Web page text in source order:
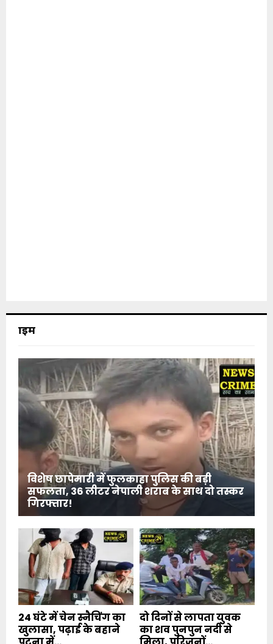
क्राइम
विशेष छापेमारी में फुलकाहा पुलिस की बड़ी
सफलता, 36 लीटर नेपाली शराब के साथ दो तस्कर
गिरफ्तार!
24 घंटे में चेन स्नैचिंग का
खुलासा, पढ़ाई के बहाने
दो दिनों से लापता युवक
का शव पुनपुन नदी से